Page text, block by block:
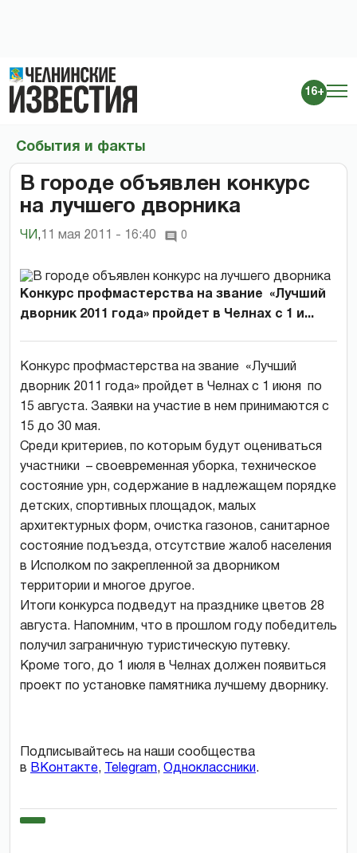
16+
События и факты
В городе объявлен конкурс
на лучшего дворника
ЧИ , 11 мая 2011 - 16:40 0
Конкурс профмастерства на звание «Лучший
дворник 2011 года» пройдет в Челнах с 1 и...
Конкурс профмастерства на звание «Лучший
дворник 2011 года» пройдет в Челнах с 1 июня по
15 августа. Заявки на участие в нем принимаются с
15 до 30 мая.
Среди критериев, по которым будут оцениваться
участники – своевременная уборка, техническое
состояние урн, содержание в надлежащем порядке
детских, спортивных площадок, малых
архитектурных форм, очистка газонов, санитарное
состояние подъезда, отсутствие жалоб населения
в Исполком по закрепленной за дворником
территории и многое другое.
Итоги конкурса подведут на празднике цветов 28
августа. Напомним, что в прошлом году победитель
получил заграничную туристическую путевку.
Кроме того, до 1 июля в Челнах должен появиться
проект по установке памятника лучшему дворнику.
Подписывайтесь на наши сообщества
в ВКонтакте, Telegram, Одноклассники.